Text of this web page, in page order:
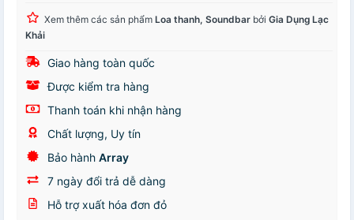
Xem thêm các sản phẩm Loa thanh, Soundbar bởi Gia Dụng Lạc
Khải
Giao hàng toàn quốc
Được kiểm tra hàng
Thanh toán khi nhận hàng
Chất lượng, Uy tín
Bảo hành Array
7 ngày đổi trả dễ dàng
Hỗ trợ xuất hóa đơn đỏ